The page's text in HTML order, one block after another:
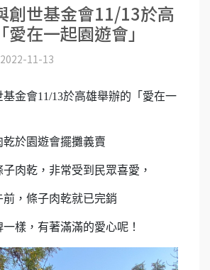
創世基金會11/13於高
在一起園遊會」
2022-11-13
金會11/13於高雄舉辦的「愛在一
於園遊會擺攤義賣
肉乾，非常受到民眾喜愛，
前，條子肉乾就已完銷
樣，有著滿滿的愛心呢！